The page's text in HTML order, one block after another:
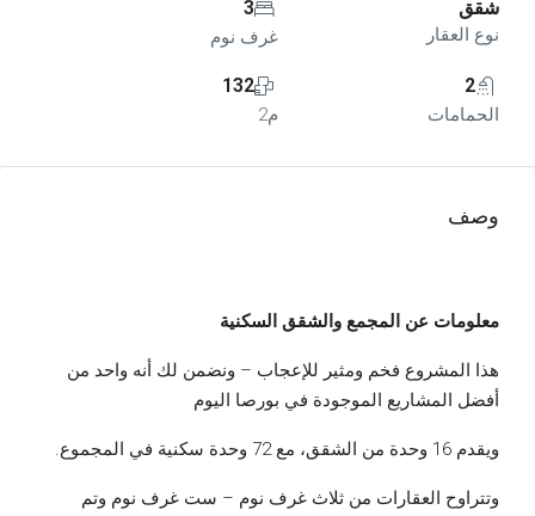
شقق
نوع العقار
3
غرف نوم
2
الحمامات
132
م2
وصف
معلومات عن المجمع والشقق السكنية
هذا المشروع فخم ومثير للإعجاب – ونضمن لك أنه واحد من
أفضل المشاريع الموجودة في بورصا اليوم
ويقدم 16 وحدة من الشقق، مع 72 وحدة سكنية في المجموع.
وتتراوح العقارات من ثلاث غرف نوم – ست غرف نوم وتم